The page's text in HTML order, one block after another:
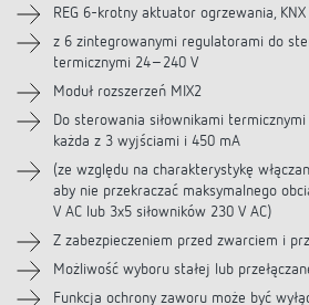
Pliki do pobrania
Filmy
Akcesoria
REG 6-krotny aktuator ogrzewania, KNX
z 6 zintegrowanymi regulatorami do
termicznymi 24–240 V
Moduł rozszerzeń MIX2
Do sterowania siłownikami
każda z 3 wyjściami i 450 mA
(ze względu na charakterystykę
aby nie przekraczać maksymalnego
V AC lub 3x5 siłowników 230 V AC)
Z zabezpieczeniem przed zwarciem i
Możliwość wyboru stałej lub
Funkcja ochrony zaworu może być